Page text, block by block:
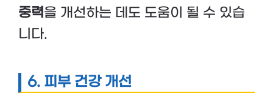
중력을 개선하는 데도 도움이 될 수 있습
니다.
6. 피부 건강 개선